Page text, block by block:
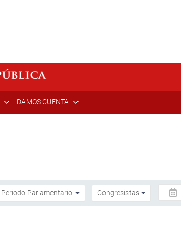
DAMOS CUENTA